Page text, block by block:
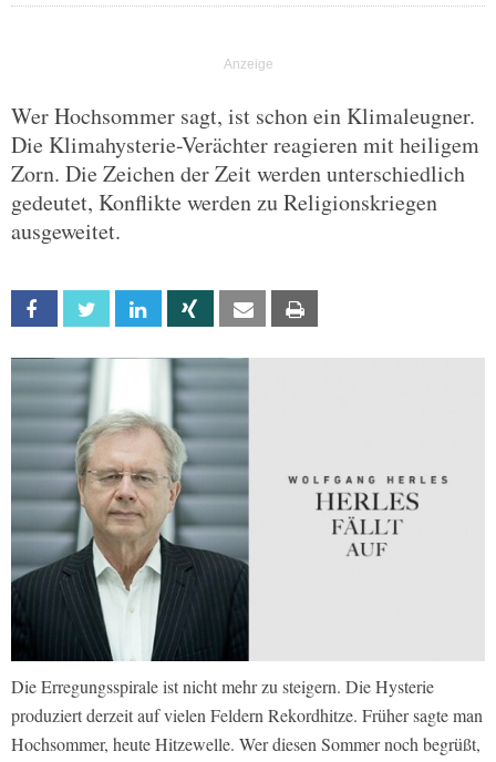
Wer Hochsommer sagt, ist schon ein Klimaleugner.
Die Klimahysterie-Verächter reagieren mit heiligem
Zorn. Die Zeichen der Zeit werden unterschiedlich
gedeutet, Konflikte werden zu Religionskriegen
ausgeweitet.
Facebook Twitter Linkedin Xing Email
Die Erregungsspirale ist nicht mehr zu steigern. Die Hysterie
produziert derzeit auf vielen Feldern Rekordhitze. Früher sagte man
Hochsommer, heute Hitzewelle. Wer diesen Sommer noch begrüßt,